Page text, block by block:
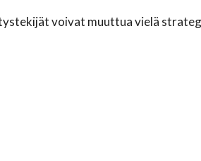
voivat muuttua vielä